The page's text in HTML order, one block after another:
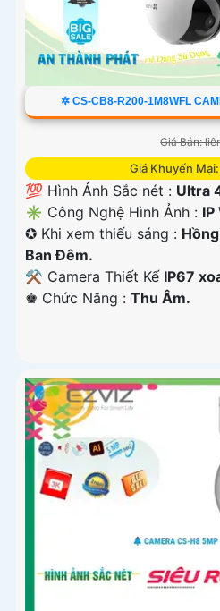
✲ CS-CB8-R200-1M8WFL
Giá Bán:
Giá Khuyến
💯 Hình Ảnh Sắc nét : Ultra
✳️ Công Nghệ Hình Ảnh : IP
✪ Khi xem thiếu sáng :
Ban Ðêm.
⚒ Camera Thiết Kế IP67
️♚ Chức Năng : Thu Âm.